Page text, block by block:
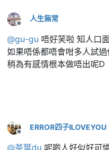
離線
人生無常
@gu-gu 唔好笑啦 知人口
如果唔係都唔會咁多人試
稍為有感情根本做唔出呢D
離線
ERROR四子ILOVEYOU
@茶葉du 呢啲人好似好可